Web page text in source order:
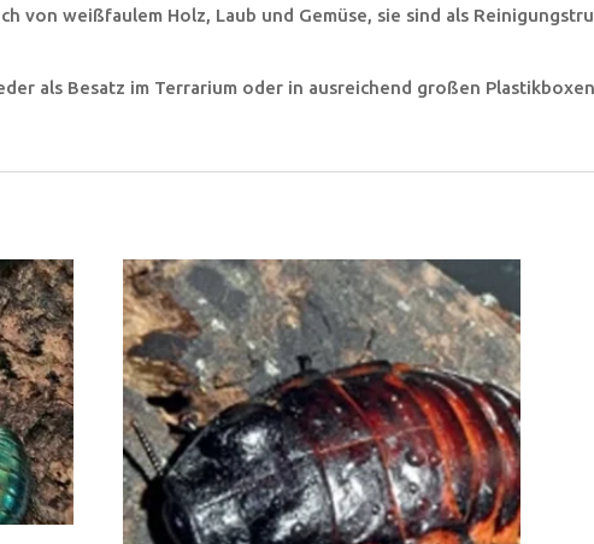
von weißfaulem Holz, Laub und Gemüse, sie sind als
als Besatz im Terrarium oder in ausreichend großen